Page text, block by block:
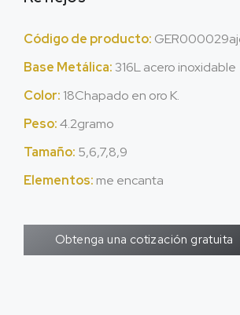
Código de producto:
Base Metálica: 316L acero inoxidable
Color: 18Chapado en oro K.
Peso:4.2gramo
Tamaño: 5,6,7,8,9
Elementos: me encanta
Obtenga una cotización gratuita